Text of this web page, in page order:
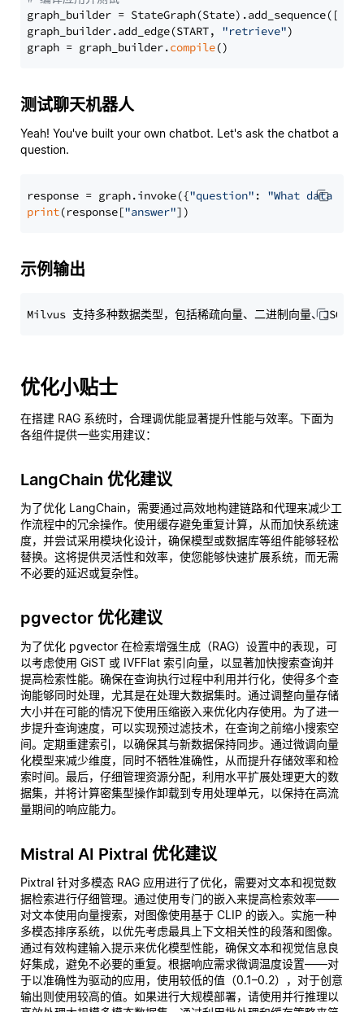
graph_builder =
graph_builder.add_edge(START, "retrieve")
graph = graph_builder.compile
测试聊天机器人
Yeah! You've built your own chatbot. Let's ask the chatbot a
question.
response = graph.invoke({"question" : "What data
print(response["answer"
示例输出
优化小贴士
在搭建 RAG 系统时，合理调优能显著提升性能与效率。下面为
各组件提供一些实用建议：
LangChain 优化建议
为了优化 LangChain，需要通过高效地构建链路和代理来减少工
作流程中的冗余操作。使用缓存避免重复计算，从而加快系统速
度，并尝试采用模块化设计，确保模型或数据库等组件能够轻松
替换。这将提供灵活性和效率，使您能够快速扩展系统，而无需
不必要的延迟或复杂性。
pgvector 优化建议
为了优化 pgvector 在检索增强生成（RAG）设置中的表现，可
以考虑使用 GiST 或 IVFFlat 索引向量，以显著加快搜索查询并
提高检索性能。确保在查询执行过程中利用并行化，使得多个查
询能够同时处理，尤其是在处理大数据集时。通过调整向量存储
大小并在可能的情况下使用压缩嵌入来优化内存使用。为了进一
步提升查询速度，可以实现预过滤技术，在查询之前缩小搜索空
间。定期重建索引，以确保其与新数据保持同步。通过微调向量
化模型来减少维度，同时不牺牲准确性，从而提升存储效率和检
索时间。最后，仔细管理资源分配，利用水平扩展处理更大的数
据集，并将计算密集型操作卸载到专用处理单元，以保持在高流
量期间的响应能力。
Mistral AI Pixtral 优化建议
Pixtral 针对多模态 RAG 应用进行了优化，需要对文本和视觉数
据检索进行仔细管理。通过使用专门的嵌入来提高检索效率——
对文本使用向量搜索，对图像使用基于 CLIP 的嵌入。实施一种
多模态排序系统，以优先考虑最具上下文相关性的段落和图像。
通过有效构建输入提示来优化模型性能，确保文本和视觉信息良
好集成，避免不必要的重复。根据响应需求微调温度设置——对
于以准确性为驱动的应用，使用较低的值（0.1–0.2），对于创意
输出则使用较高的值。如果进行大规模部署，请使用并行推理以